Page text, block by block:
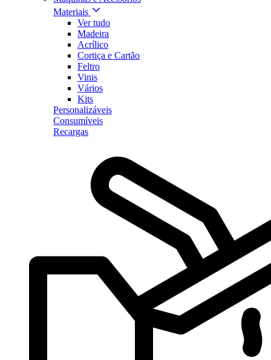
Materiais
Ver tudo
Madeira
Acrílico
Cortiça e Cartão
Feltro
Vinis
Vários
Kits
Personalizáveis
Consumíveis
Recargas